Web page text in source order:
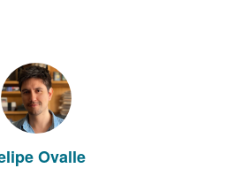
Ovalle